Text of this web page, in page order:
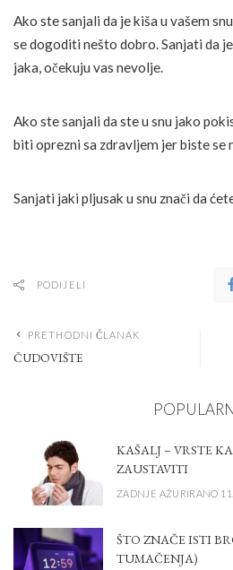
Ako ste sanjali da je kiša u vašem
se dogoditi nešto dobro. Sanjati da
jaka, očekuju vas nevolje.
Ako ste sanjali da ste u snu jako
biti oprezni sa zdravljem jer biste
Sanjati jaki pljusak u snu znači da
PODIJELI
PRETHODNI ČLANAK
ČUDOVIŠTE
KAŠALJ – VRSTE
ZAUSTAVITI
ZADNJE AŽURIRANO
ŠTO ZNAČE ISTI
TUMAČENJA)